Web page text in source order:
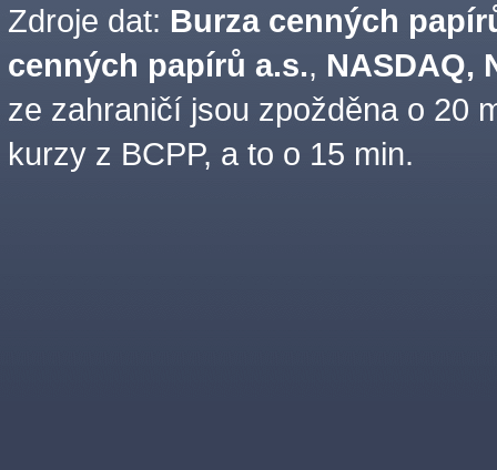
Zdroje dat: Burza cenných
cenných papírů a.s., NASDAQ,
ze zahraničí jsou zpožděna o 20
kurzy z BCPP, a to o 15 min.